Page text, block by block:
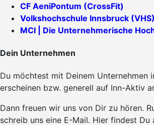
CF AeniPontum (CrossFit)
Volkshochschule Innsbruck (VHS)
MCI | Die Unternehmerische
Dein Unternehmen
Du möchtest mit Deinem Unternehmen
erscheinen bzw. generell auf Inn-Aktiv
Dann freuen wir uns von Dir zu hören.
schreib uns eine E-Mail. Hier findest Du